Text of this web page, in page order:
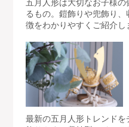
五月人形は大切なお子様
るもの。鎧飾りや兜飾り
徴をわかりやすくご紹介し
最新の五月人形トレンド